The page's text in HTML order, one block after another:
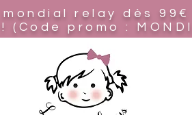
relay
dès
(Code promo :